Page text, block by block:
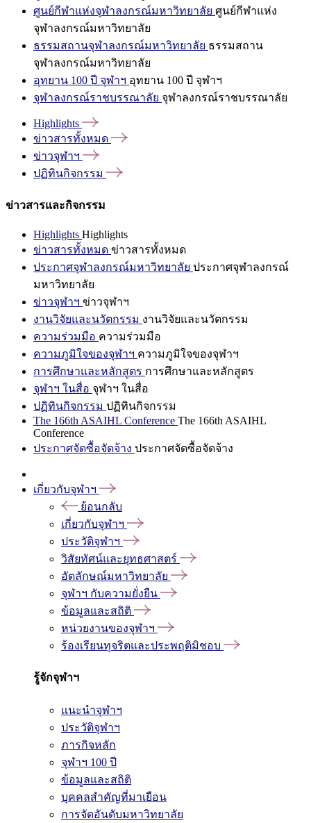
ศูนย์กีฬาแห่งจุฬาลงกรณ์มหาวิทยาลัย ศูนย์กีฬาแห่ง
จุฬาลงกรณ์มหาวิทยาลัย
ธรรมสถานจุฬาลงกรณ์มหาวิทยาลัย ธรรมสถาน
จุฬาลงกรณ์มหาวิทยาลัย
อุทยาน 100 ปี จุฬาฯ อุทยาน 100 ปี จุฬาฯ
จุฬาลงกรณ์ราชบรรณาลัย จุฬาลงกรณ์ราชบรรณาลัย
Highlights
ข่าวสารทั้งหมด
ข่าวจุฬาฯ
ปฏิทินกิจกรรม
ข่าวสารและกิจกรรม
Highlights Highlights
ข่าวสารทั้งหมด ข่าวสารทั้งหมด
ประกาศจุฬาลงกรณ์มหาวิทยาลัย ประกาศจุฬาลงกรณ์
มหาวิทยาลัย
ข่าวจุฬาฯ ข่าวจุฬาฯ
งานวิจัยและนวัตกรรม งานวิจัยและนวัตกรรม
ความร่วมมือ ความร่วมมือ
ความภูมิใจของจุฬาฯ ความภูมิใจของจุฬาฯ
การศึกษาและหลักสูตร การศึกษาและหลักสูตร
จุฬาฯ ในสื่อ จุฬาฯ ในสื่อ
ปฏิทินกิจกรรม ปฏิทินกิจกรรม
The 166th ASAIHL Conference The 166th ASAIHL
Conference
ประกาศจัดซื้อจัดจ้าง ประกาศจัดซื้อจัดจ้าง
เกี่ยวกับจุฬาฯ
ย้อนกลับ
เกี่ยวกับจุฬาฯ
ประวัติจุฬาฯ
วิสัยทัศน์และยุทธศาสตร์
อัตลักษณ์มหาวิทยาลัย
จุฬาฯ กับความยั่งยืน
ข้อมูลและสถิติ
หน่วยงานของจุฬาฯ
ร้องเรียนทุจริตและประพฤติมิชอบ
รู้จักจุฬาฯ
แนะนำจุฬาฯ
ประวัติจุฬาฯ
ภารกิจหลัก
จุฬาฯ 100 ปี
ข้อมูลและสถิติ
บุคคลสำคัญที่มาเยือน
การจัดอันดับมหาวิทยาลัย